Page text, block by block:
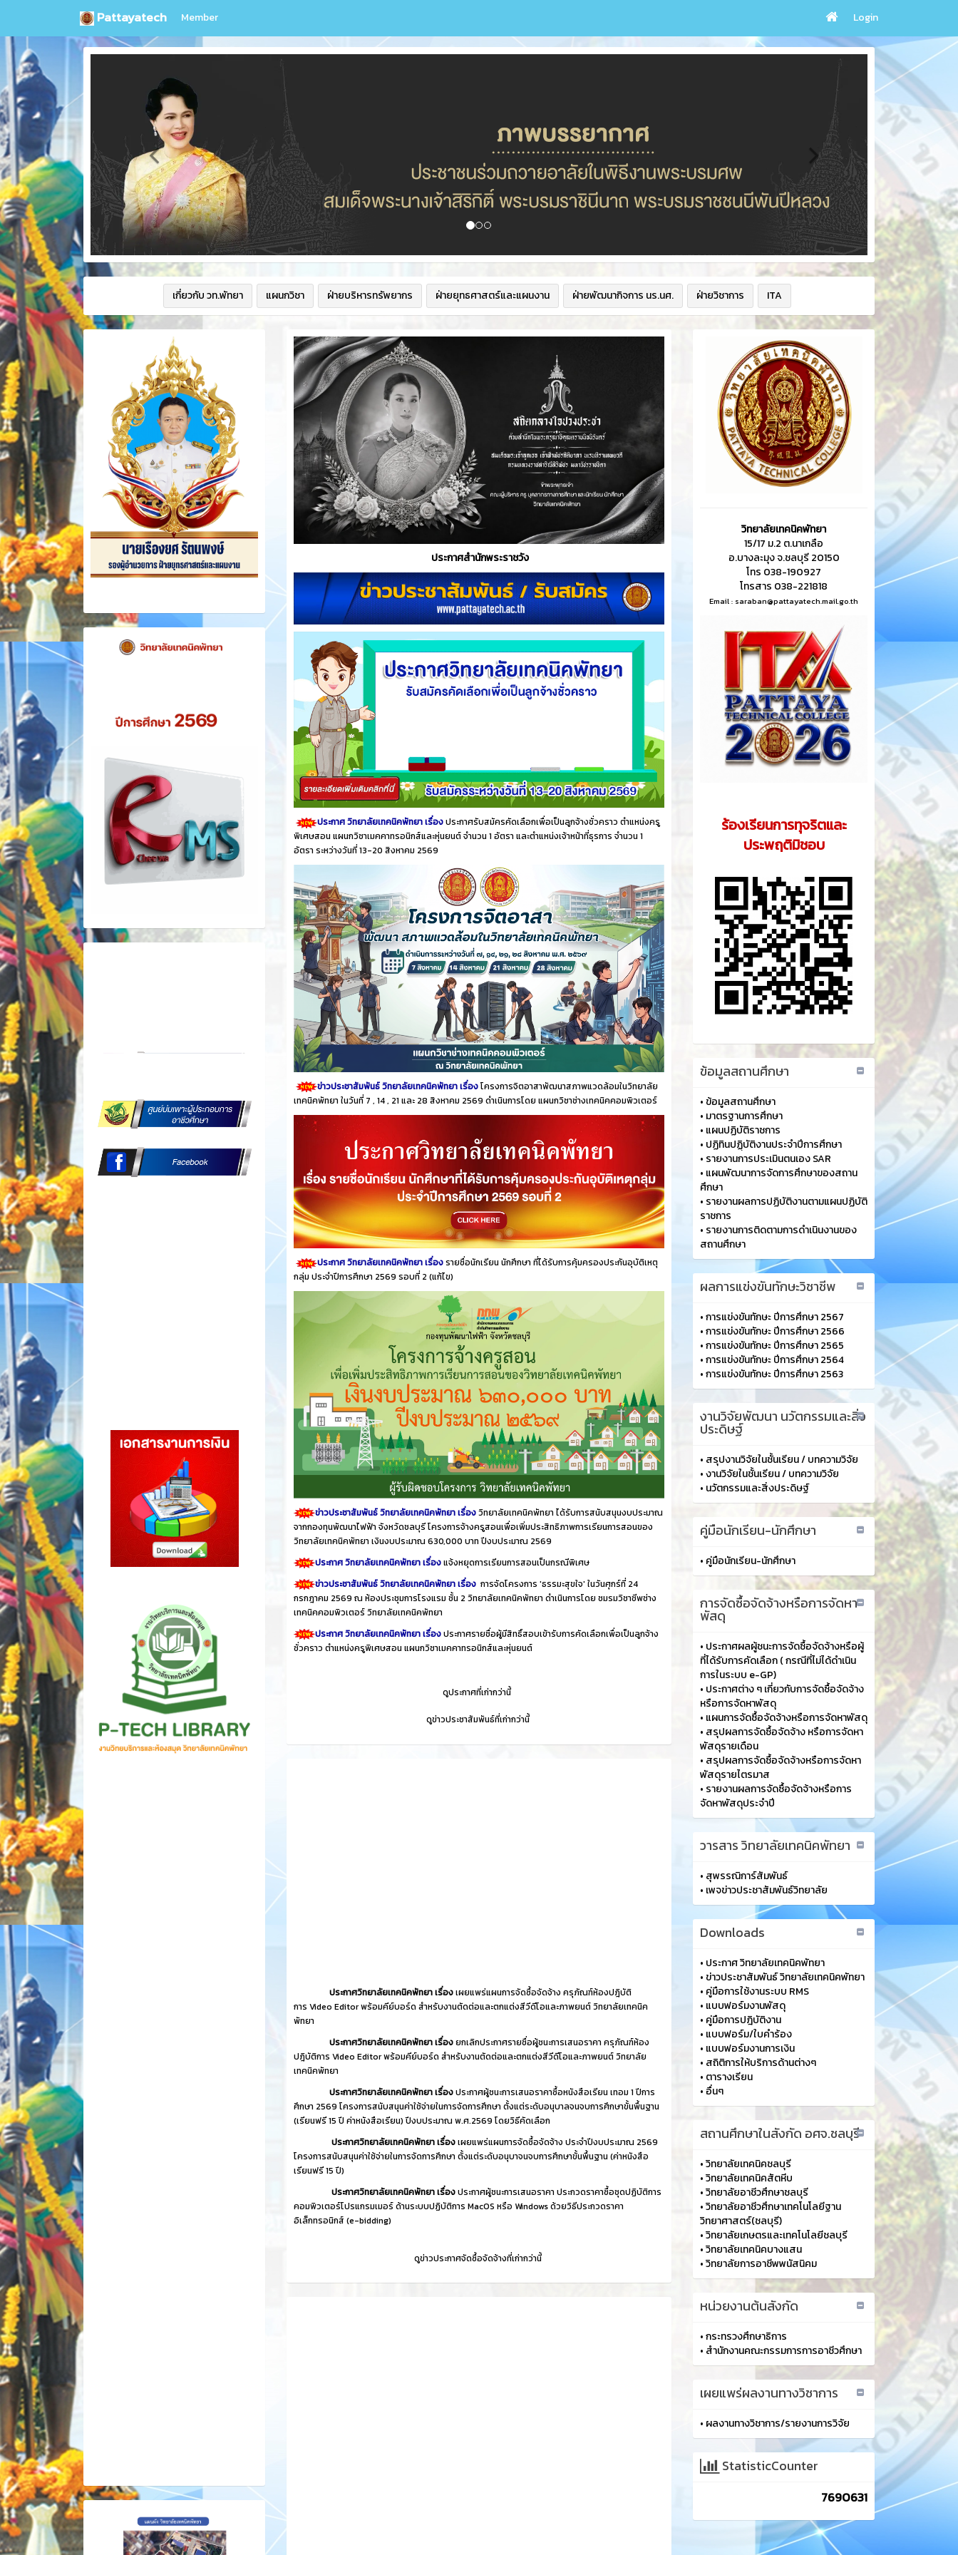
Pattayatech Member Login
เกี่ยวกับ วท.พัทยา แผนกวิชา ฝ่ายบริหารทรัพยากร ฝ่ายยุทธศาสตร์และแผนงาน ฝ่ายพัฒนากิจการ นร.นศ. ฝ่ายวิชาการ ITA
ประกาศสำนักพระราชวัง
ประกาศ วิทยาลัยเทคนิคพัทยา เรื่องประกาศรับสมัครคัดเลือกเพื่อเป็นลูกจ้างชั่วคราว ตำแหน่งครู
พิเศษสอน แผนกวิชาเมคคาทรอนิกส์และหุ่นยนต์ จำนวน 1 อัตรา และตำแหน่งเจ้าหน้าที่ธุรการ จำนวน 1
อัตรา ระหว่างวันที่ 13-20 สิงหาคม 2569
ข่าวประชาสัมพันธ์ วิทยาลัยเทคนิคพัทยา เรื่องโครงการจิตอาสาพัฒนาสภาพแวดล้อมในวิทยาลัย
เทคนิคพัทยา ในวันที่ 7 , 14 , 21 และ 28 สิงหาคม 2569 ดำเนินการโดย แผนกวิชาช่างเทคนิคคอมพิวเตอร์
ประกาศ วิทยาลัยเทคนิคพัทยา เรื่องรายชื่อนักเรียน นักศึกษา ที่ได้รับการคุ้มครองประกันอุบัติเหตุ
กลุ่ม ประจำปีการศึกษา 2569 รอบที่ 2 (แก้ไข)
ข่าวประชาสัมพันธ์ วิทยาลัยเทคนิคพัทยา เรื่องวิทยาลัยเทคนิคพัทยา ได้รับการสนับสนุนงบประมาณ
จากกองทุนพัฒนาไฟฟ้า จังหวัดชลบุรี โครงการจ้างครูสอนเพื่อเพิ่มประสิทธิภาพการเรียนการสอนของ
วิทยาลัยเทคนิคพัทยา เงินงบประมาณ 630,000 บาท ปีงบประมาณ 2569
ประกาศ วิทยาลัยเทคนิคพัทยา เรื่องแจ้งหยุดการเรียนการสอนเป็นกรณีพิเศษ
ข่าวประชาสัมพันธ์ วิทยาลัยเทคนิคพัทยา เรื่อง การจัดโครงการ 'ธรรมะสุขใจ' ในวันศุกร์ที่ 24
กรกฎาคม 2569 ณ ห้องประชุมการโรงแรม ชั้น 2 วิทยาลัยเทคนิคพัทยา ดำเนินการโดย ชมรมวิชาชีพช่าง
เทคนิคคอมพิวเตอร์ วิทยาลัยเทคนิคพัทยา
ประกาศ วิทยาลัยเทคนิคพัทยา เรื่องประกาศรายชื่อผู้มีสิทธิ์สอบเข้ารับการคัดเลือกเพื่อเป็นลูกจ้าง
ชั่วคราว ตำแหน่งครูพิเศษสอน แผนกวิชาเมคคาทรอนิกส์และหุ่นยนต์
ดูประกาศที่เก่ากว่านี้
ดูข่าวประชาสัมพันธ์ที่เก่ากว่านี้
ประกาศวิทยาลัยเทคนิคพัทยา เรื่องเผยแพร่แผนการจัดซื้อจัดจ้าง ครุภัณฑ์ห้องปฎิบัติ
การ Video Editor พร้อมคีย์บอร์ด สำหรับงานตัดต่อและตกแต่งสีวีดีโอและภาพยนต์ วิทยาลัยเทคนิค
พัทยา
ประกาศวิทยาลัยเทคนิคพัทยา เรื่องยกเลิกประกาศรายชื่อผู้ชนะการเสนอราคา ครุภัณฑ์ห้อง
ปฎิบัติการ Video Editor พร้อมคีย์บอร์ด สำหรับงานตัดต่อและตกแต่งสีวีดีโอและภาพยนต์ วิทยาลัย
เทคนิคพัทยา
ประกาศวิทยาลัยเทคนิคพัทยา เรื่องประกาศผู้ชนะการเสนอราคาซื้อหนังสือเรียน เทอม 1 ปีการ
ศึกษา 2569 โครงการสนับสนุนค่าใช้จ่ายในการจัดการศึกษา ตั้งแต่ระดับอนุบาลจนจบการศึกษาขั้นพื้นฐาน
(เรียนฟรี 15 ปี ค่าหนังสือเรียน) ปีงบประมาณ พ.ศ.2569 โดยวิธีคัดเลือก
ประกาศวิทยาลัยเทคนิคพัทยา เรื่องเผยแพร่แผนการจัดซื้อจัดจ้าง ประจำปีงบประมาณ 2569
โครงการสนับสนุนค่าใช้จ่ายในการจัดการศึกษา ตั้งแต่ระดับอนุบาจนจบการศึกษาขั้นพื้นฐาน (ค่าหนังสือ
เรียนฟรี 15 ปี)
ประกาศวิทยาลัยเทคนิคพัทยา เรื่องประกาศผู้ชนะการเสนอราคา ประกวดราคาซื้อชุดปฏิบัติการ
คอมพิวเตอร์โปรแกรมเมอร์ ด้านระบบปฏิบัติการ MacOS หรือ Windows ด้วยวิธีประกวดราคา
อิเล็กทรอนิกส์ (e-bidding)
ดูข่าวประกาศจัดซื้อจัดจ้างที่เก่ากว่านี้
วิทยาลัยเทคนิคพัทยา
15/17 ม.2 ต.นาเกลือ
อ.บางละมุง จ.ชลบุรี 20150
โทร 038-190927
โทรสาร 038-221818
Email : saraban@pattayatech.mail.go.th
ร้องเรียนการทุจริตและ
ประพฤติมิชอบ
ข้อมูลสถานศึกษา
• ข้อมูลสถานศึกษา
• มาตรฐานการศึกษา
• แผนปฏิบัติราชการ
• ปฏิทินปฏฺิบัติงานประจำปีการศึกษา
• รายงานการประเมินตนเอง SAR
• แผนพัฒนาการจัดการศึกษาของสถาน
ศึกษา
• รายงานผลการปฏิบัติงานตามแผนปฏิบัติ
ราชการ
• รายงานการติดตามการดำเนินงานของ
สถานศึกษา
ผลการแข่งขันทักษะวิชาชีพ
•การแข่งขันทักษะ ปีการศึกษา 2567
•การแข่งขันทักษะ ปีการศึกษา 2566
•การแข่งขันทักษะ ปีการศึกษา 2565
•การแข่งขันทักษะ ปีการศึกษา 2564
•การแข่งขันทักษะ ปีการศึกษา 2563
งานวิจัยพัฒนา นวัตกรรมและสิ่ง
ประดิษฐ์
• สรุปงานวิจัยในชั้นเรียน / บทความวิจัย
•งานวิจัยในชั้นเรียน / บทความวิจัย
• นวัตกรรมและสิ่งประดิษฐ์
คู่มือนักเรียน-นักศึกษา
• คู่มือนักเรียน-นักศึกษา
การจัดซื้อจัดจ้างหรือการจัดหา
พัสดุ
• ประกาศผลผู้ชนะการจัดซื้อจัดจ้างหรือผู้
ที่ได้รับการคัดเลือก ( กรณีที่ไม่ได้ดำเนิน
การในระบบ e-GP)
• ประกาศต่าง ๆ เกี่ยวกับการจัดซื้อจัดจ้าง
หรือการจัดหาพัสดุ
• แผนการจัดซื้อจัดจ้างหรือการจัดหาพัสดุ
• สรุปผลการจัดซื้อจัดจ้าง หรือการจัดหา
พัสดุรายเดือน
• สรุปผลการจัดซื้อจัดจ้างหรือการจัดหา
พัสดุรายไตรมาส
• รายงานผลการจัดซื้อจัดจ้างหรือการ
จัดหาพัสดุประจำปี
วารสาร วิทยาลัยเทคนิคพัทยา
• สุพรรณิการ์สัมพันธ์
• เพจข่าวประชาสัมพันธ์วิทยาลัย
Downloads
• ประกาศ วิทยาลัยเทคนิคพัทยา
• ข่าวประชาสัมพันธ์ วิทยาลัยเทคนิคพัทยา
• คู่มือการใช้งานระบบ RMS
• แบบฟอร์มงานพัสดุ
• คู่มือการปฎิบัติงาน
• แบบฟอร์ม/ใบคำร้อง
• แบบฟอร์มงานการเงิน
• สถิติการให้บริการด้านต่างๆ
• ตารางเรียน
• อื่นๆ
สถานศึกษาในสังกัด อศจ.ชลบุรี
•วิทยาลัยเทคนิคชลบุรี
•วิทยาลัยเทคนิคสัตหีบ
•วิทยาลัยอาชีวศึกษาชลบุรี
•วิทยาลัยอาชีวศึกษาเทคโนโลยีฐาน
วิทยาศาสตร์(ชลบุรี)
•วิทยาลัยเกษตรและเทคโนโลยีชลบุรี
•วิทยาลัยเทคนิคบางแสน
•วิทยาลัยการอาชีพพนัสนิคม
หน่วยงานต้นสังกัด
•กระทรวงศึกษาธิการ
• สำนักงานคณะกรรมการการอาชีวศึกษา
เผยแพร่ผลงานทางวิชาการ
• ผลงานทางวิชาการ/รายงานการวิจัย
StatisticCounter
7690631